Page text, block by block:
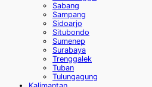
Sabang
Sampang
Sidoarjo
Situbondo
Sumenep
Surabaya
Trenggalek
Tuban
Tulungagung